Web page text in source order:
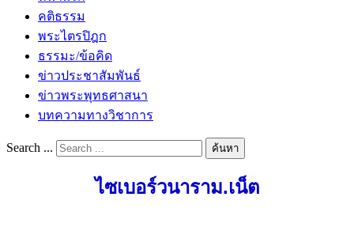
คติธรรม
พระไตรปิฎก
ธรรมะ/ข้อคิด
ข่าวประชาสัมพันธ์
ข่าวพระพุทธศาสนา
บทความทางวิชาการ
Search ... ค้นหา
ไซเบอร์วนาราม.เน็ต